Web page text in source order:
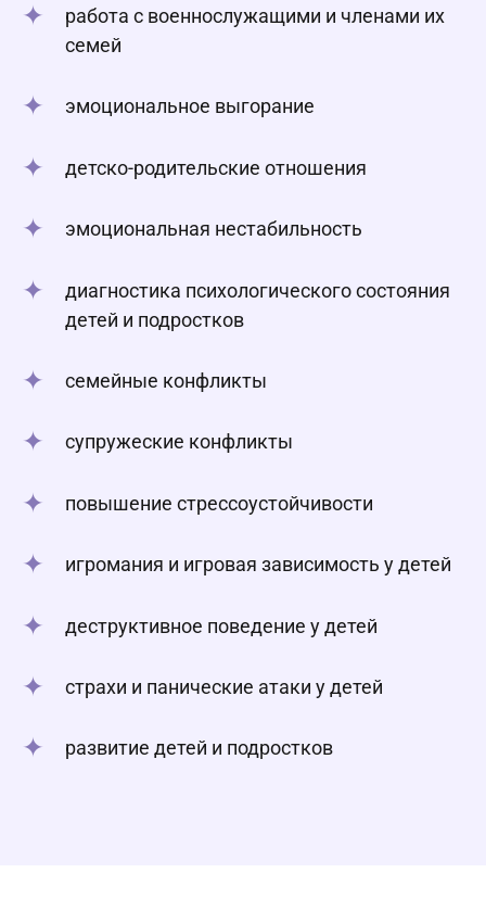
работа с военнослужащими и членами их
семей
эмоциональное выгорание
детско-родительские отношения
эмоциональная нестабильность
диагностика психологического состояния
детей и подростков
семейные конфликты
супружеские конфликты
повышение стрессоустойчивости
игромания и игровая зависимость у детей
деструктивное поведение у детей
страхи и панические атаки у детей
развитие детей и подростков